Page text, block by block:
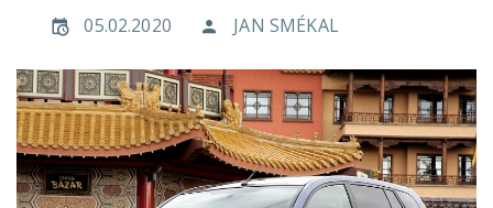
05.02.2020 JAN SMÉKAL